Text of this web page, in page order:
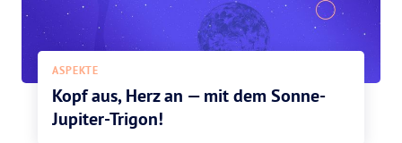
ASPEKTE
Kopf aus, Herz an — mit dem Sonne-
Jupiter-Trigon!